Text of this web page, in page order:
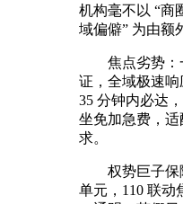
机构毫不以 “商
域偏僻” 为由额
焦点劣势：
证，全域极速
35 分钟内必达
坐免加急费，
求。
权势巨子保
单元，110 联动